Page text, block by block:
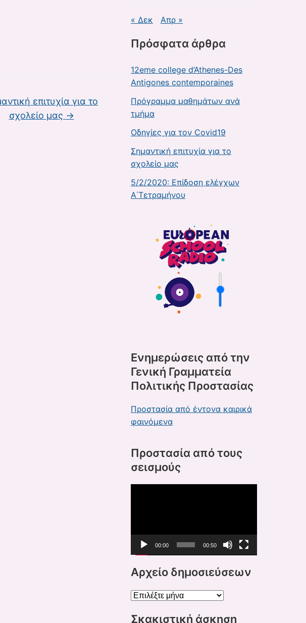
επιτυχία για το
σχολείο μας →
« Δεκ Απρ »
Πρόσφατα άρθρα
12eme college d’Athenes-Des
Antigones contemporaines
Πρόγραμμα μαθημάτων ανά
τμήμα
Οδηγίες για τον Covid19
Σημαντική επιτυχία για το
σχολείο μας
5/2/2020: Επίδοση ελέγχων
Α΄Τετραμήνου
Ενημερώσεις από την
Γενική Γραμματεία
Πολιτικής Προστασίας
Προστασία από έντονα καιρικά
φαινόμενα
Προστασία από τους
σεισμούς
00:00 00:50
Αρχείο δημοσιεύσεων
Αρχείο
Σκακιστική άσκηση